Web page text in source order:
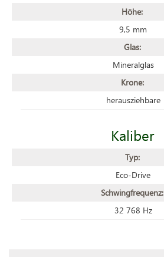
Höhe:
9,5 mm
Glas:
Mineralglas
Krone:
herausziehbare
Kaliber
Typ:
Eco-Drive
Schwingfrequenz:
32 768 Hz